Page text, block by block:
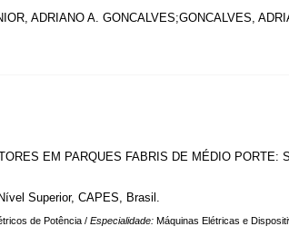
ADRIANO A. GONCALVES;GONCALVES,
EM PARQUES FABRIS DE MÉDIO
Superior, CAPES, Brasil.
de Potência / Especialidade: Máquinas Elétricas e